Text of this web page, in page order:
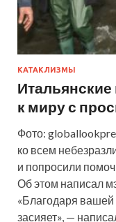
КАТАКЛИЗМЫ
Итальянские
к миру с
Фото:
ко всем
и попросили
Об этом написал
«Благодаря
засияет», —